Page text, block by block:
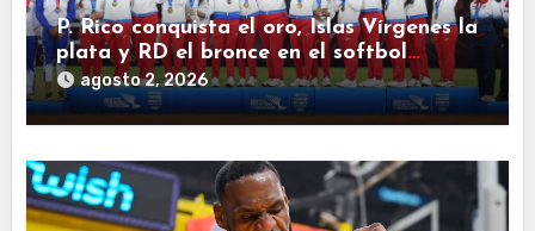
P. Rico conquista el oro, Islas Vírgenes la
plata y RD el bronce en el softbol
femenino
agosto 2, 2026